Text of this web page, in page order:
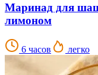
Маринад для
лимоном
6 часов легко